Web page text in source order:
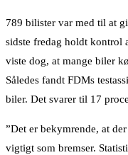
789 bilister var med til at
sidste fredag holdt kontrol
viste dog, at mange biler
Således fandt FDMs
biler. Det svarer til 17
”Det er bekymrende, at
vigtigt som bremser.